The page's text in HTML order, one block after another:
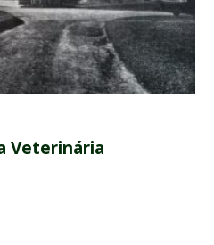
Veterinária